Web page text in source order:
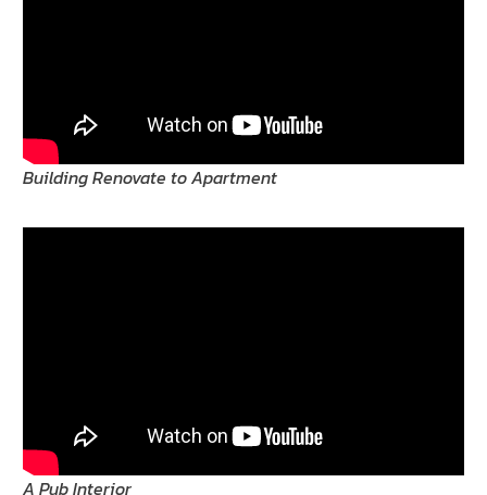
Building Renovate to Apartment
A Pub Interior